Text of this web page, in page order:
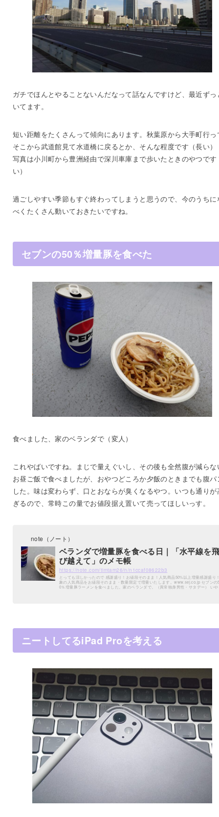
ガチでほんとやることないんだなって話なんですけど、最近ずっ
いてます。
短い距離をたくさんって傾向にあります。秋葉原から大手町行っ
そこから武道館見て水道橋に戻るとか、そんな程度です（長い）
写真は小川町から豊洲経由で深川車庫まで歩いたときのやつです
い）
過ごしやすい季節もすぐ終わってしまうと思うので、今のうちに
べくたくさん動いておきたいですね。
セブンの50％増量豚を食べた
食べました、家のベランダで（変人）
これやばいですね。まじで量えぐいし、その後も全然腹が減らな
お昼ご飯で食べましたが、おやつどころか夕飯のときまでも腹パ
した。味は変わらず、口とおならが臭くなるやつ。いつも通りが
ぎるので、常時この量でお値段据え置いて売ってほしいっす。
note（ノート）
ベランダで増量豚を食べる日｜「水平線を飛
び越えて」のメモ帳
https://note.com/timtam26/n/n1ccaf08622b3
とっても涼しかったので 感謝盛り！お値段そのまま！人気商品50%以上増量感謝盛り！対
象の人気商品をお値段そのまま・数量限定で増量いたします。www.sej.co.jp セブンの5
0％増量豚ラーメンを食べました。家のベランダで。（異常独身男性・サタデー） いや、
ニートしてるiPad Proを考える